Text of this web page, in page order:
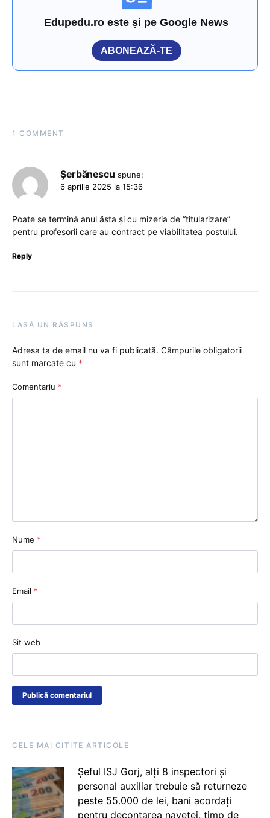
Edupedu.ro este și pe Google News
ABONEAZĂ-TE
1 COMMENT
Șerbănescu spune:
6 aprilie 2025 la 15:36
Poate se termină anul ăsta și cu mizeria de “titularizare”
pentru profesorii care au contract pe viabilitatea postului.
Reply
LASĂ UN RĂSPUNS
Adresa ta de email nu va fi publicată. Câmpurile obligatorii
sunt marcate cu *
Comentariu *
Nume *
Email *
Sit web
CELE MAI CITITE ARTICOLE
Șeful ISJ Gorj, alți 8 inspectori și
personal auxiliar trebuie să returneze
peste 55.000 de lei, bani acordați
pentru decontarea navetei, timp de